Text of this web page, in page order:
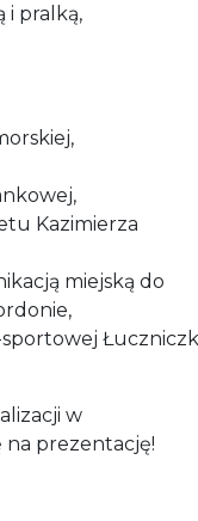
i pralką,
Kazimierza
miejską do
w
na prezentację!